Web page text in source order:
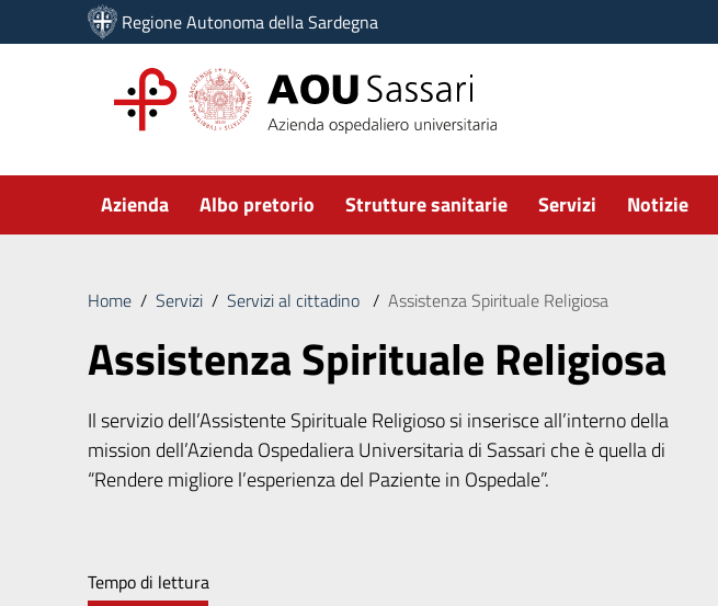
Vai ai contenuti
Vai al menu di navigazione
Vai al footer
Regione Autonoma della Sardegna
Submenu
Azienda Albo pretorio Strutture sanitarie Servizi Notizie
Home / Servizi / Servizi al cittadino / Assistenza Spirituale Religiosa
Assistenza Spirituale Religiosa
Il servizio dell’Assistente Spirituale Religioso si inserisce all’interno della
mission dell’Azienda Ospedaliera Universitaria di Sassari che è quella di
“Rendere migliore l’esperienza del Paziente in Ospedale”.
Tempo di lettura